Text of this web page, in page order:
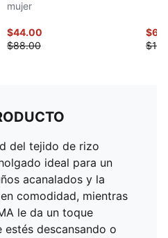
mujer
$44.00
$88.00
del tejido de rizo
ideal para un
acanalados y la
comodidad, mientras
le da un toque
estés descansando o